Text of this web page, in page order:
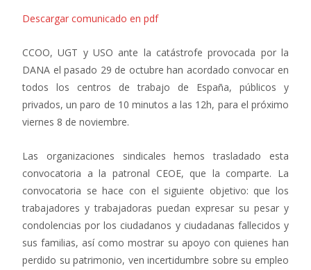
Descargar comunicado en pdf
CCOO, UGT y USO ante la catástrofe provocada por la
DANA el pasado 29 de octubre han acordado convocar en
todos los centros de trabajo de España, públicos y
privados, un paro de 10 minutos a las 12h, para el próximo
viernes 8 de noviembre.
Las organizaciones sindicales hemos trasladado esta
convocatoria a la patronal CEOE, que la comparte. La
convocatoria se hace con el siguiente objetivo: que los
trabajadores y trabajadoras puedan expresar su pesar y
condolencias por los ciudadanos y ciudadanas fallecidos y
sus familias, así como mostrar su apoyo con quienes han
perdido su patrimonio, ven incertidumbre sobre su empleo